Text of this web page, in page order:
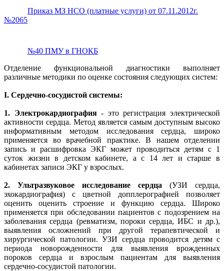
Приказ МЗ НСО (платные услуги) от 07.11.2012г.
№2065
№40 ПМУ в ГНОКБ
Отделение функциональной диагностики выполняет
различные методики по оценке состояния следующих систем:
I. Сердечно-сосудистой системы:
1. Электрокардиография- это регистрация электрической
активности сердца. Метод является самым доступным высоко
информативным методом исследования сердца, широко
применяется во врачебной практике. В нашем отделении
запись и расшифровка ЭКГ может проводиться детям с 1
суток жизни в детском кабинете, а с 14 лет и старше в
кабинетах записи ЭКГ у взрослых.
2. Ультразвуковое исследование сердца (УЗИ сердца,
эхокардиография) с цветной допплерографией позволяет
оценить оценить строение и функцию сердца. Широко
применяется при обследовании пациентов с подозрением на
заболевания сердца (ревматизм, пороки сердца, ИБС и др.),
выявления осложнений при другой терапевтической и
хирургической патологии. УЗИ сердца проводится детям с
периода новорожденности для выявления врожденных
пороков сердца и взрослым пациентам для выявления
сердечно-сосудистой патологии.